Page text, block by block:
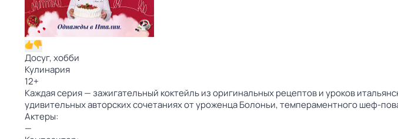
Досуг, хобби
Кулинария
12+
Каждая серия — зажигательный коктейль из оригинальных рецептов и уроков
удивительных авторских сочетаниях от уроженца Болоньи, темпераментного шеф-
Актеры:
—